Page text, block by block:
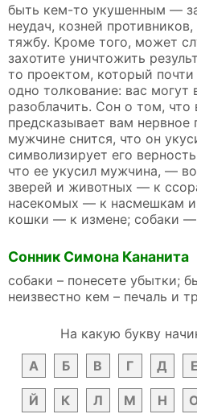
быть кем-то укушенным —
неудач, козней
тяжбу. Кроме того, может
захотите уничтожить
то проектом, который
одно толкование: вас могут
разоблачить. Сон о том, что
предсказывает вам нервное
мужчине снится, что он
символизирует его
что ее укусил мужчина, —
зверей и животных — к
насекомых — к насмешкам и
кошки — к измене; собаки —
Сонник Симона Кананита
собаки – понесете убытки;
неизвестно кем – печаль и
На какую букву
А
Б В Г Д Е
Й К Л М Н